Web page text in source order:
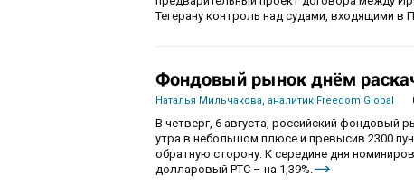
Тегерану контроль над судами, входящими в
Фондовый рынок днём
Наталья Мильчакова, аналитик Freedom Global
В четверг, 6 августа, российский фондовый
утра в небольшом плюсе и превысив 2300
обратную сторону. К середине дня
долларовый РТС – на 1,39%.